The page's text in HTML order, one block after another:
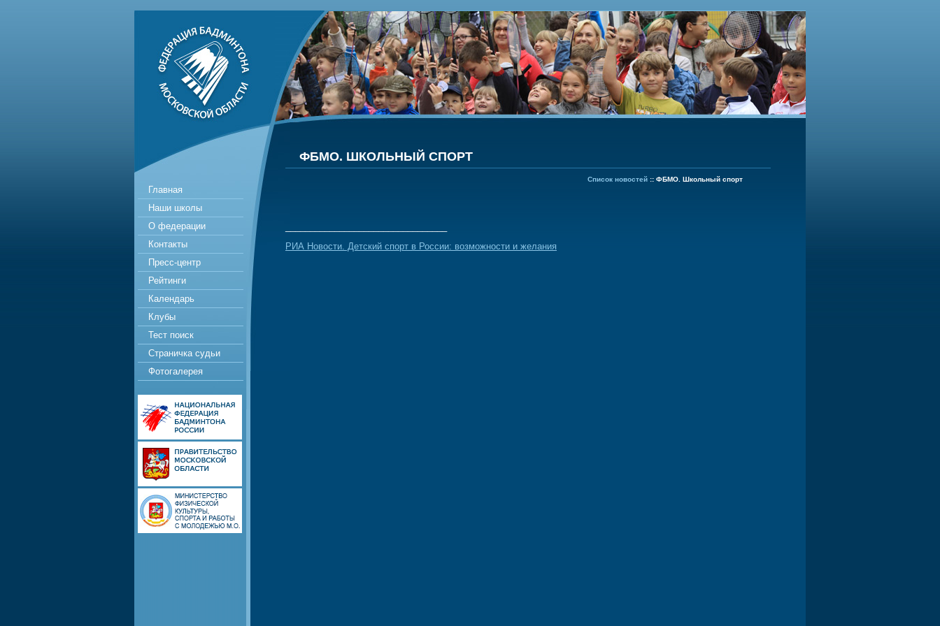
Главная
Наши школы
О федерации
Контакты
Пресс-центр
Рейтинги
Календарь
Клубы
Тест поиск
Страничка судьи
Фотогалерея
ФБМО. ШКОЛЬНЫЙ СПОРТ
Список новостей :: ФБМО. Школьный спорт
РИА Новости. Детский спорт в России: возможности и желания